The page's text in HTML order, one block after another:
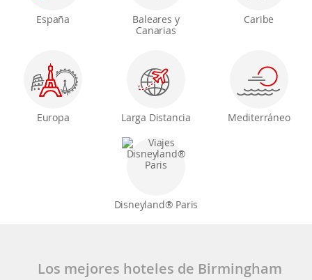
España
Baleares y
Canarias
Caribe
Europa Larga Distancia Mediterráneo
Disneyland® Paris
Los mejores hoteles de Birmingham